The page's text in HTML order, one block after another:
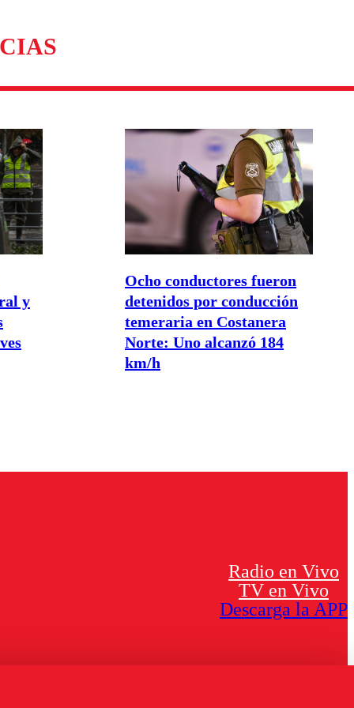
y
Ocho conductores fueron
detenidos por conducción
temeraria en Costanera
Norte: Uno alcanzó 184
km/h
Radio en Vivo
TV en Vivo
Descarga la APP